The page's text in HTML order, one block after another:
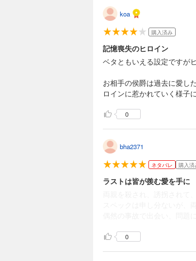
koa
購入済み
記憶喪失のヒロイン
ベタともいえる設定ですが
お相手の侯爵は過去に愛し
ロインに惹かれていく様子
0
bha2371
ネタバレ 購入済
ラストは皆が羨む愛を手に
0